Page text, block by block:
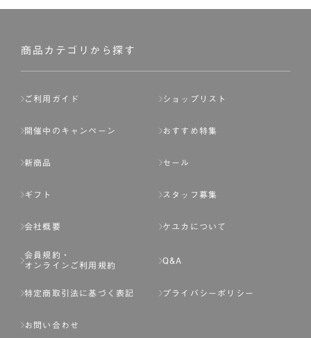
商品カテゴリから探す
ご利用ガイド ショップリスト
開催中のキャンペーン おすすめ特集
新商品 セール
ギフト スタッフ募集
会社概要 ケユカについて
会員規約・
オンラインご利用規約
Q&A
特定商取引法に基づく表記 プライバシーポリシー
お問い合わせ